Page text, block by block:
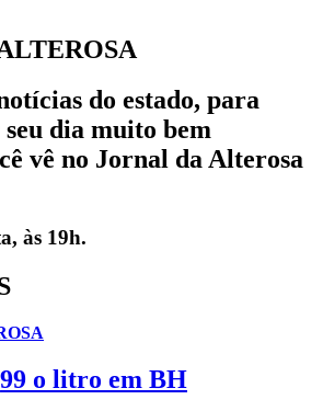
do estado, para
dia muito bem
vê no Jornal da Alterosa
às 19h.
o litro em BH